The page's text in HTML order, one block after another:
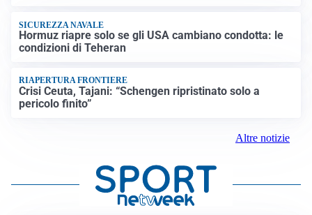
SICUREZZA NAVALE
Hormuz riapre solo se gli USA cambiano condotta: le
condizioni di Teheran
RIAPERTURA FRONTIERE
Crisi Ceuta, Tajani: “Schengen ripristinato solo a
pericolo finito”
Altre notizie